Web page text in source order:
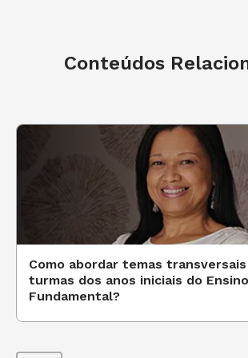
Conteúdos
Como abordar temas
turmas dos anos iniciais do Ensino
Fundamental?